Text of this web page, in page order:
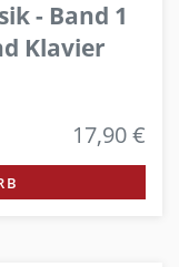
- Band 1
Klavier
17,90 €